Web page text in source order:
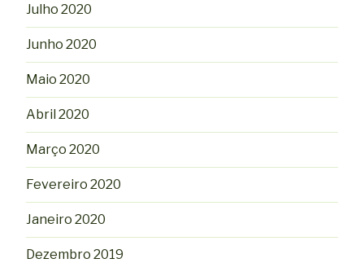
Julho 2020
Junho 2020
Maio 2020
Abril 2020
Março 2020
Fevereiro 2020
Janeiro 2020
Dezembro 2019